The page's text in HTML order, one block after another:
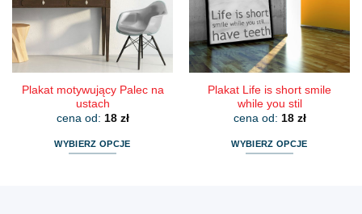
wybrać
na
stronie
produktu
wybrać
na
stronie
produktu
Plakat motywujący Palec na
ustach
cena od: 18 zł
WYBIERZ OPCJE
Plakat Life is short smile
while you stil
cena od: 18 zł
WYBIERZ OPCJE